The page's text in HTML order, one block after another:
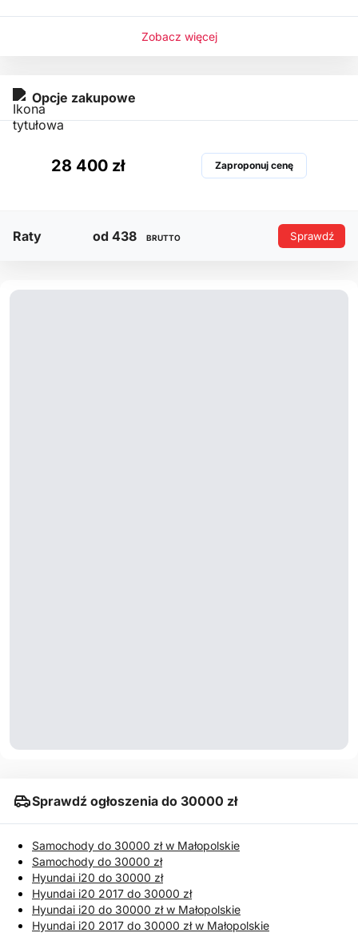
Zobacz więcej
Opcje zakupowe
28 400 zł Zaproponuj cenę
Raty od 438 BRUTTO Sprawdź
Sprawdź ogłoszenia do 30000 zł
Samochody do 30000 zł w Małopolskie
Samochody do 30000 zł
Hyundai i20 do 30000 zł
Hyundai i20 2017 do 30000 zł
Hyundai i20 do 30000 zł w Małopolskie
Hyundai i20 2017 do 30000 zł w Małopolskie